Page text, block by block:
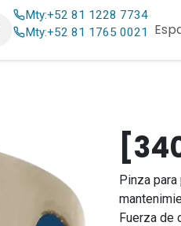
Mty:+52 81 1228 7734
Mty:+52 81 1765 0021
Pinza para
Fuerza de